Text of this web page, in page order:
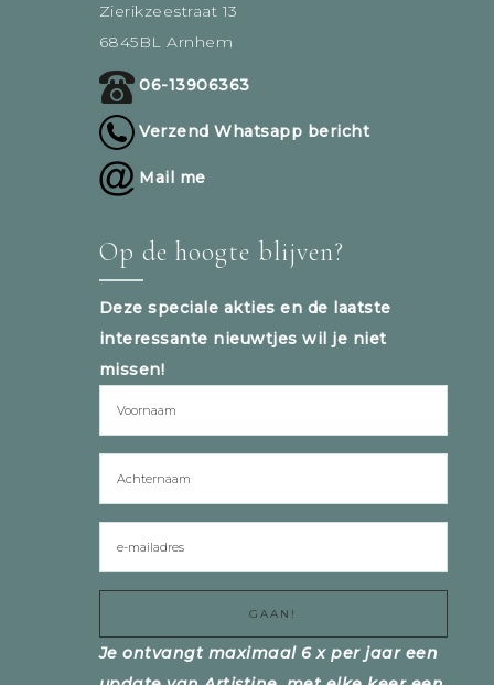
Zierikzeestraat 13
6845BL Arnhem
06-13906363
Verzend Whatsapp bericht
Mail me
Op de hoogte blijven?
Deze speciale akties en de laatste
interessante nieuwtjes wil je niet
missen!
Je ontvangt maximaal 6 x per jaar een